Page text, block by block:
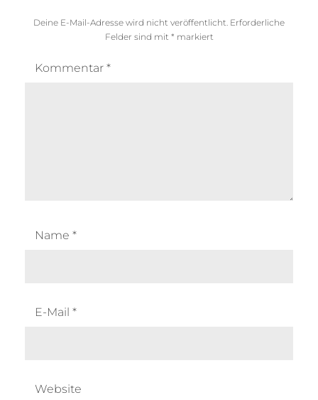
Deine E-Mail-Adresse wird nicht veröffentlicht. Erforderliche
Felder sind mit * markiert
Kommentar *
Name *
E-Mail *
Website